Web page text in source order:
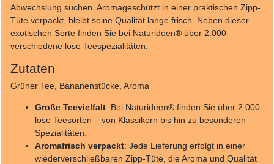
Abwechslung suchen. Aromageschützt in einer praktischen Zipp-
Tüte verpackt, bleibt seine Qualität lange frisch. Neben dieser
exotischen Sorte finden Sie bei Naturideen® über 2.000
verschiedene lose Teespezialitäten.
Zutaten
Grüner Tee, Bananenstücke, Aroma
Große Teevielfalt: Bei Naturideen® finden Sie über 2.000
lose Teesorten – von Klassikern bis hin zu besonderen
Spezialitäten.
Aromafrisch verpackt: Jede Lieferung erfolgt in einer
wiederverschließbaren Zipp-Tüte, die Aroma und Qualität